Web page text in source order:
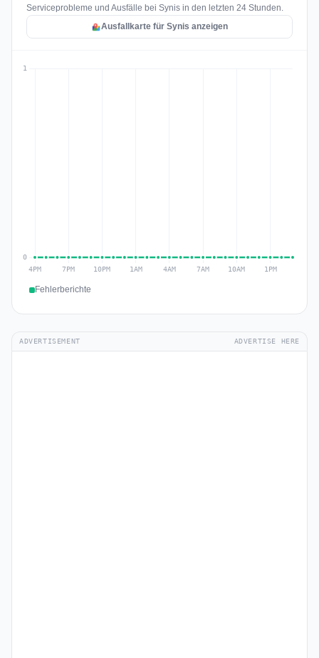
Serviceprobleme und Ausfälle bei Synis in den letzten 24 Stunden.
Ausfallkarte für Synis anzeigen
Fehlerberichte
ADVERTISEMENT ADVERTISE HERE